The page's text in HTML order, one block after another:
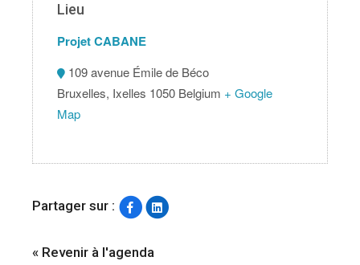
Lieu
Projet CABANE
109 avenue Émile de Béco
Bruxelles, Ixelles 1050 Belgium + Google
Map
Partager sur :
« Revenir à l'agenda